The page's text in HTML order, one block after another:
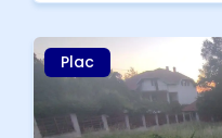
Plac